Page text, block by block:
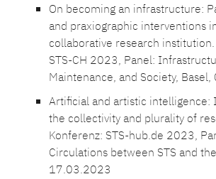
On becoming an infrastructure:
and praxiographic interventions
collaborative research
STS-CH 2023, Panel:
Maintenance, and Society,
Artificial and artistic intelligence:
the collectivity and plurality of
Konferenz: STS-hub.de 2023,
Circulations between STS and
17.03.2023